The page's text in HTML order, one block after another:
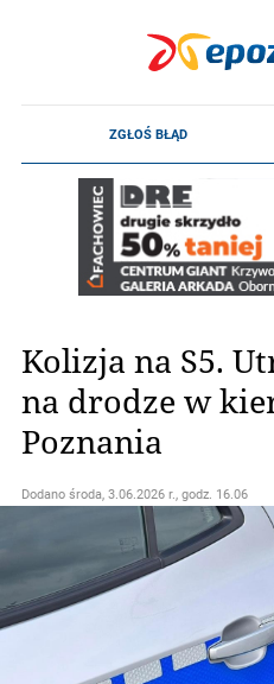
Kolizja na S5.
na drodze w
Poznania
Dodano środa, 3.06.2026 r., godz. 16.06